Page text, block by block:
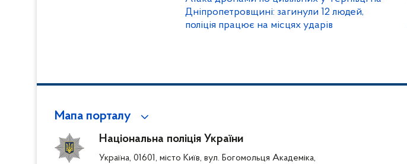
Дніпропетровщині: загинули 12 людей,
поліція працює на місцях ударів
Мапа порталу
Національна поліція України
Україна, 01601, місто Київ, вул. Богомольця Академіка,